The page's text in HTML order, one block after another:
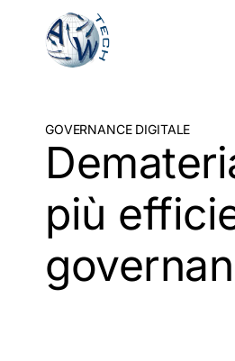
contenuto
principale
GOVERNANCE DIGITALE
più